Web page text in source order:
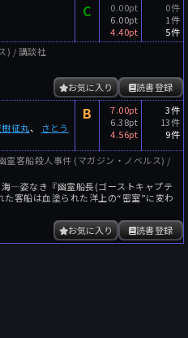
C
0.00pt
6.00pt
4.40pt
0件
1件
5件
) / 講談社
読書登録
お気に入り
征丸、 さとう
B
7.00pt
6.38pt
4.56pt
3件
13件
9件
霊客船殺人事件 (マガジン・ノベルス) /
―姿なき『幽霊船長(ゴーストキャプテ
た客船は血塗られた洋上の“密室”に変わ
読書登録
お気に入り